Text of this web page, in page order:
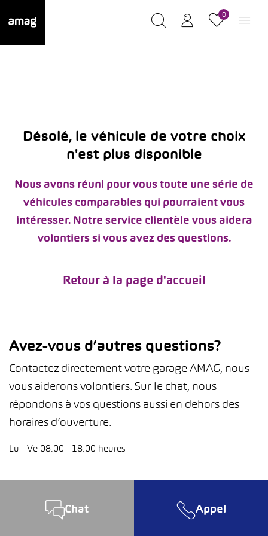
0
Désolé, le véhicule de votre choix
n'est plus disponible
Nous avons réuni pour vous toute une série de
véhicules comparables qui pourraient vous
intéresser. Notre service clientèle vous aidera
volontiers si vous avez des questions.
Retour à la page d'accueil
Avez-vous d’autres questions?
Contactez directement votre garage AMAG, nous
vous aiderons volontiers. Sur le chat, nous
répondons à vos questions aussi en dehors des
horaires d’ouverture.
Lu - Ve 08.00 - 18.00 heures
Chat Appel